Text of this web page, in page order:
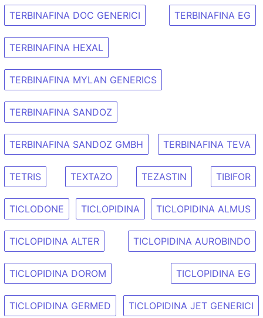
TERBINAFINA DOC GENERICI TERBINAFINA EG
TERBINAFINA HEXAL
TERBINAFINA MYLAN GENERICS
TERBINAFINA SANDOZ
TERBINAFINA SANDOZ GMBH TERBINAFINA TEVA
TETRIS TEXTAZO TEZASTIN TIBIFOR
TICLODONE TICLOPIDINA TICLOPIDINA ALMUS
TICLOPIDINA ALTER TICLOPIDINA AUROBINDO
TICLOPIDINA DOROM TICLOPIDINA EG
TICLOPIDINA GERMED TICLOPIDINA JET GENERICI